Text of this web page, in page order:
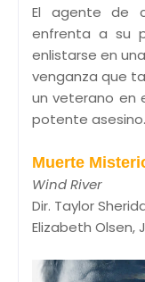
El agente de
enfrenta a su
enlistarse en
venganza que
un veterano en
potente asesino.
Muerte
Wind River
Dir. Taylor
Elizabeth Olsen,